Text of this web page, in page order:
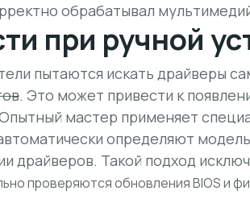
обрабатывал
при ручной
пытаются искать драйверы
. Это может привести к
мастер применяет
определяют
драйверов. Такой подход
проверяются обновления BIOS и